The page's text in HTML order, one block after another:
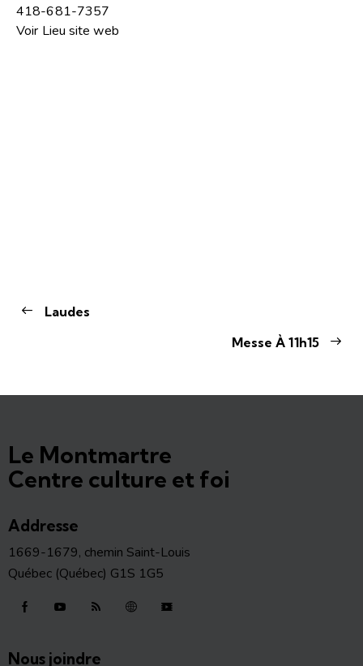
418-681-7357
Voir Lieu site web
Laudes
Messe À 11h15
Le Montmartre
Centre culture et foi
Addresse
1669-1679, chemin Saint-Louis
Québec (Québec) G1S 1G5
Nous joindre